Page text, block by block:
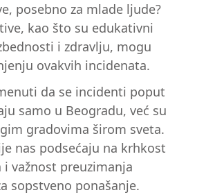
posebno za mlade ljude?
kao što su edukativni
i zdravlju, mogu
ovakvih incidenata.
da se incidenti poput
samo u Beogradu, već su
gradovima širom sveta.
nas podsećaju na krhkost
važnost preuzimanja
sopstveno ponašanje.